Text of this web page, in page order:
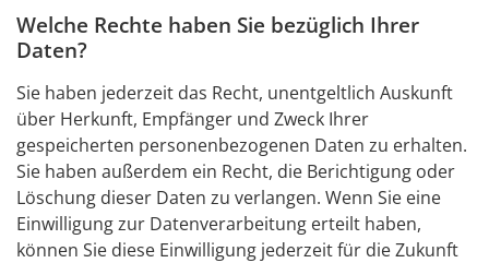
Welche Rechte haben Sie bezüglich Ihrer
Daten?
Sie haben jederzeit das Recht, unentgeltlich Auskunft
über Herkunft, Empfänger und Zweck Ihrer
gespeicherten personenbezogenen Daten zu erhalten.
Sie haben außerdem ein Recht, die Berichtigung oder
Löschung dieser Daten zu verlangen. Wenn Sie eine
Einwilligung zur Datenverarbeitung erteilt haben,
können Sie diese Einwilligung jederzeit für die Zukunft